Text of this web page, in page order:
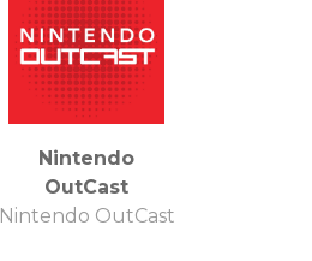
Nintendo
OutCast
Nintendo OutCast